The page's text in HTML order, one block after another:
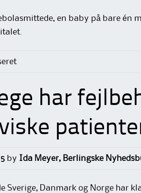
en baby på bare én
har
by Ida Meyer, Berlingske
Sverige, Danmark og Norge har